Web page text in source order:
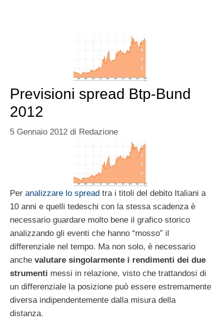
Previsioni spread Btp-Bund
2012
5 Gennaio 2012 di Redazione
Per analizzare lo spread tra i titoli del debito Italiani a
10 anni e quelli tedeschi con la stessa scadenza è
necessario guardare molto bene il grafico storico
analizzando gli eventi che hanno “mosso” il
differenziale nel tempo. Ma non solo, è necessario
anche valutare singolarmente i rendimenti dei due
strumenti messi in relazione, visto che trattandosi di
un differenziale la posizione può essere estremamente
diversa indipendentemente dalla misura della
distanza.